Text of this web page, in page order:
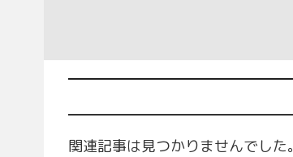
関連記事は見つかりませんでした。